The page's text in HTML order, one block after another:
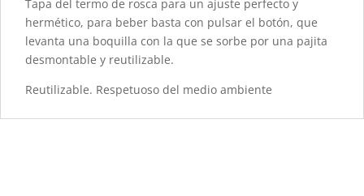
Tapa del termo de rosca para un ajuste perfecto y
hermético, para beber basta con pulsar el botón, que
levanta una boquilla con la que se sorbe por una pajita
desmontable y reutilizable.
Reutilizable. Respetuoso del medio ambiente